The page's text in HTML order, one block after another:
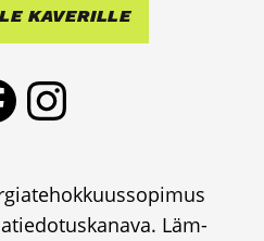
KAVE­RIL­LE
Ins­ta­gram
Läm­